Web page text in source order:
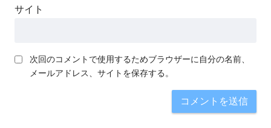
サイト
次回のコメントで使用するためブラウザーに自分の名前、
メールアドレス、サイトを保存する。